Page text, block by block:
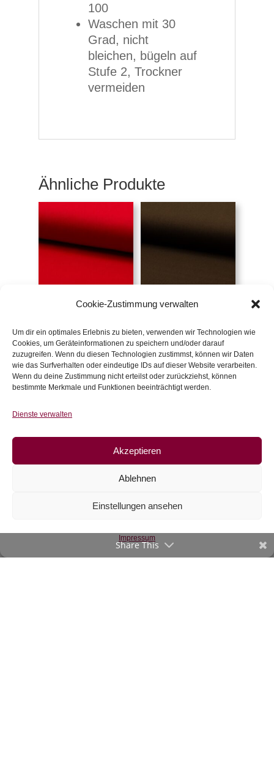
Cookie-Zustimmung verwalten
Um dir ein optimales Erlebnis zu bieten, verwenden wir Technologien wie
Cookies, um Geräteinformationen zu speichern und/oder darauf
zuzugreifen. Wenn du diesen Technologien zustimmst, können wir Daten
wie das Surfverhalten oder eindeutige IDs auf dieser Website verarbeiten.
Wenn du deine Zustimmung nicht erteilst oder zurückziehst, können
bestimmte Merkmale und Funktionen beeinträchtigt werden.
Dienste verwalten
Akzeptieren
Ablehnen
Einstellungen ansehen
Impressum
100
Waschen mit 30
Grad, nicht
bleichen, bügeln auf
Stufe 2, Trockner
vermeiden
Ähnliche Produkte
Canvas rot
inkl. 20 % MwSt.
Zur Wunschliste
Canvas dunkelbraun
inkl. 20 % MwSt.
Zur Wunschliste
Canvas weiß
inkl. 20 % MwSt.Share This